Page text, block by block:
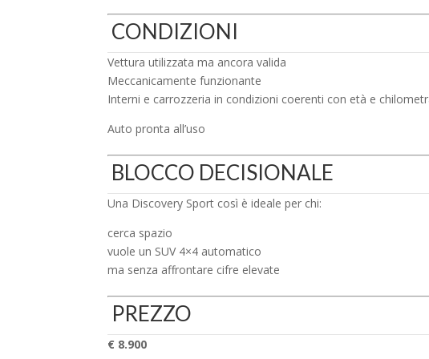
CONDIZIONI
Vettura utilizzata ma ancora valida
Meccanicamente funzionante
Interni e carrozzeria in condizioni coerenti con età e
Auto pronta all’uso
BLOCCO DECISIONALE
Una Discovery Sport così è ideale per chi:
cerca spazio
vuole un SUV 4×4 automatico
ma senza affrontare cifre elevate
PREZZO
€ 8.900